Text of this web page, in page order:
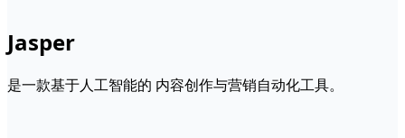
Jasper
是一款基于人工智能的 内容创作与营销自动化工具。